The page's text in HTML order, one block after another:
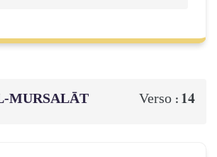
Verso : 14